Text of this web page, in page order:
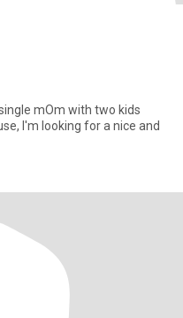
mOm with two kids
I'm looking for a nice and